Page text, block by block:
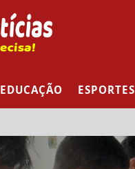
EDUCAÇÃO ESPORTES